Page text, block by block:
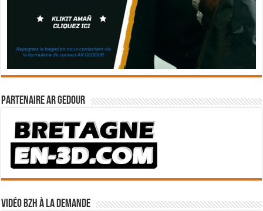
Partenaire Ar Gedour
Vidéo BZH à la demande